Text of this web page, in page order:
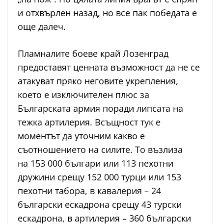
и отхвърлен назад, но все пак победата е
още далеч.
Пламналите боеве край Лозенград
предоставят ценната възможност да не се
атакуват пряко неговите укрепления,
което е изключителен плюс за
Българската армия поради липсата на
тежка артилерия. Всъщност тук е
моментът да уточним какво е
съотношението на силите. То възлиза
на 153 000 българи или 113 пехотни
дружини срещу 152 000 турци или 153
пехотни табора, в кавалерия – 24
български ескадрона срещу 43 турски
ескадрона, в артилерия – 360 български